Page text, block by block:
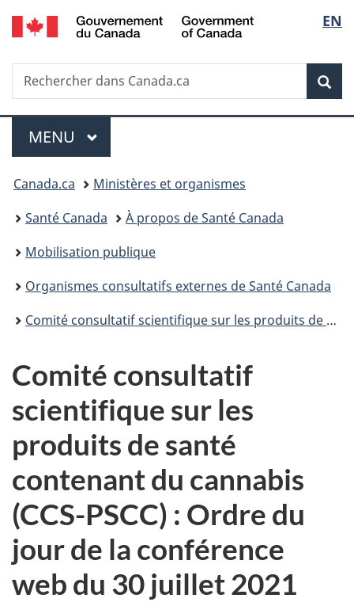
Passer
au
principal
Passer
à
Au
du
Passer
à
version
simplifiée
de
la
EN
Recherche
Rechercher
dans
Menu
MENU PRINCIPAL
Vous
êtes
ici :
Canada.ca
Ministères et organismes
Santé Canada
À propos de Santé Canada
Mobilisation publique
Organismes consultatifs externes de Santé Canada
Comité consultatif scientifique sur les produits de santé contenant du cannabis
Comité consultatif
scientifique sur les
produits de santé
contenant du cannabis
(CCS-PSCC) : Ordre du
jour de la conférence
web du 30 juillet 2021